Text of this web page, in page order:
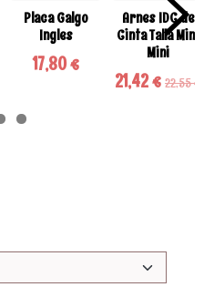
Placa Galgo
Ingles
17,80 €
Arnes IDC de
Cinta Talla Mini
Mini
21,42 € 22,55 €